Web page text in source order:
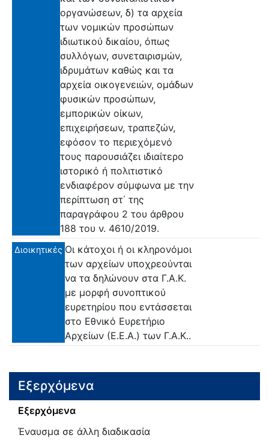
οργανώσεων, δ) τα αρχεία
των νομικών προσώπων
ιδιωτικού δικαίου, όπως
συλλόγων, συνεταιρισμών,
ιδρυμάτων καθώς και τα
αρχεία οικογενειών, ομάδων
φυσικών προσώπων,
εμπορικών οίκων,
επιχειρήσεων, τραπεζών,
εφόσον το περιεχόμενό
τους παρουσιάζει ιδιαίτερο
ιστορικό ή πολιτιστικό
ενδιαφέρον σύμφωνα με την
περίπτωση στ΄ της
παραγράφου 2 του άρθρου
188 του ν. 4610/2019.
Διοικητικές Οι κάτοχοι ή οι κληρονόμοι
των αρχείων υποχρεούνται
να τα δηλώνουν στα Γ.Α.Κ.
με μορφή συνοπτικού
ευρετηρίου που εντάσσεται
στο Εθνικό Ευρετήριο
Αρχείων (Ε.Ε.Α.) των Γ.Α.Κ..
Εξερχόμενα
Εξερχόμενα
Έναυσμα σε άλλη διαδικασία